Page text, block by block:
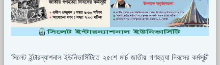
সিলেট ইন্টারন্যাশনাল ইউনিভার্সিটিতে ২৫শে মার্চ জাতীয় গণহত্যা দিবসের কর্মসূচী